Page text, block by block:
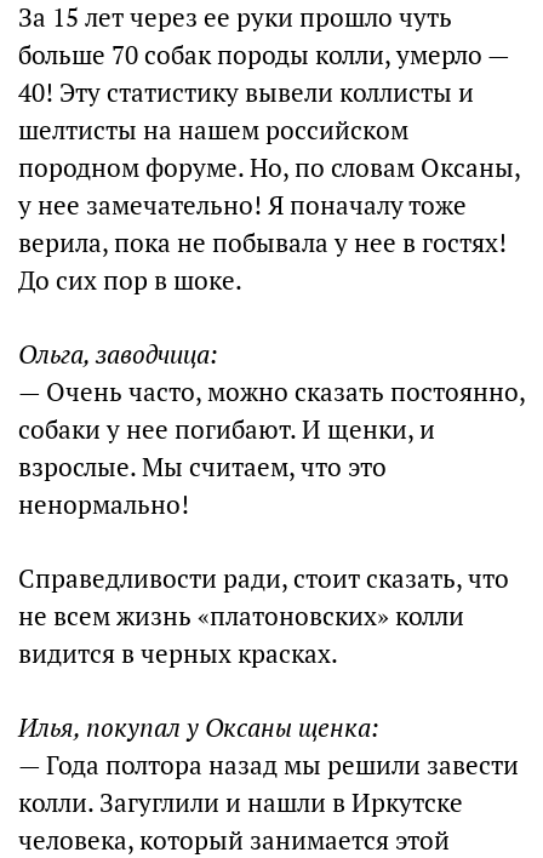
За 15 лет через ее руки прошло чуть
больше 70 собак породы колли, умерло —
40! Эту статистику вывели коллисты и
шелтисты на нашем российском
породном форуме. Но, по словам Оксаны,
у нее замечательно! Я поначалу тоже
верила, пока не побывала у нее в гостях!
До сих пор в шоке.
Ольга, заводчица:
— Очень часто, можно сказать постоянно,
собаки у нее погибают. И щенки, и
взрослые. Мы считаем, что это
ненормально!
Справедливости ради, стоит сказать, что
не всем жизнь «платоновских» колли
видится в черных красках.
Илья, покупал у Оксаны щенка:
— Года полтора назад мы решили завести
колли. Загуглили и нашли в Иркутске
человека, который занимается этой